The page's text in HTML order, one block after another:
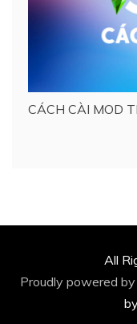
CÁCH CÀI MOD
All
Proudly powered